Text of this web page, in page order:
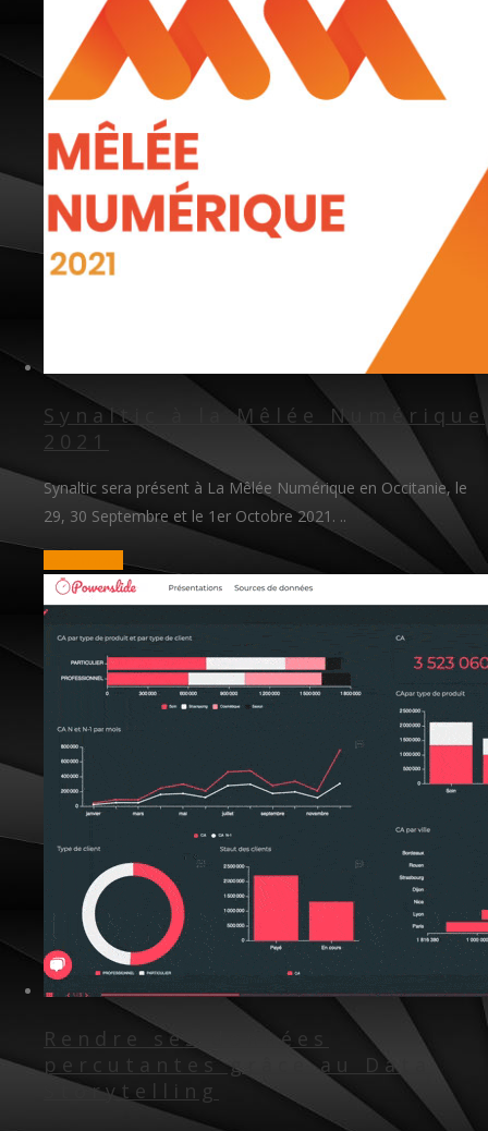
Synaltic à la Mêlée Numérique
2021
Synaltic sera présent à La Mêlée Numérique en Occitanie, le
29, 30 Septembre et le 1er Octobre 2021. ..
Rendre ses données
percutantes grâce au Data
Storytelling